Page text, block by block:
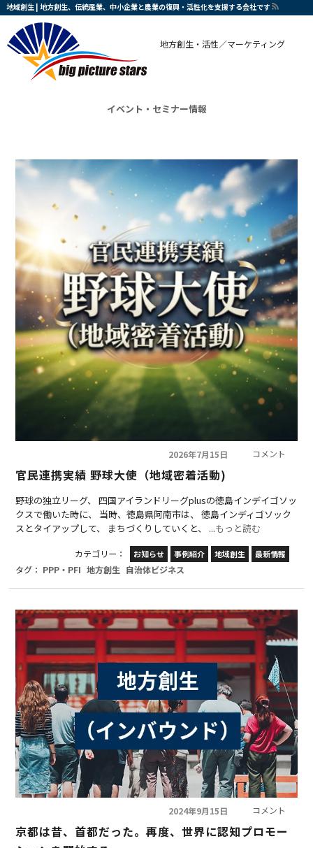
地域創生 | 地方創生、伝統産業、中小企業と農業の復興・活性化を支援する会社です
地方創生・活性／マーケティング
イベント・セミナー情報
官民連携実績 野球大使（地域密着活動)
2026年7月15日 コメント
野球の独立リーグ、 四国アイランドリーグplusの徳島インデイゴソッ
クスで働いた時に、 当時、徳島県阿南市は、 徳島インディゴソック
スとタイアップして、 まちづくりしていくと、 ...もっと読む
カテゴリー： お知らせ 事例紹介 地域創生 最新情報
タグ： PPP・PFI 地方創生 自治体ビジネス
京都は昔、首都だった。再度、世界に認知プロモー
2024年9月15日 コメント